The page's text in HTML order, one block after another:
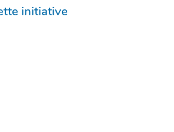
initiative